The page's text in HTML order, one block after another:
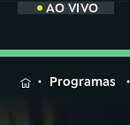
AO VIVO
MENUProgramas